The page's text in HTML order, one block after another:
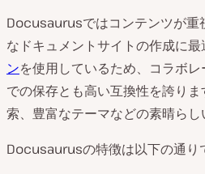
Docusaurusではコンテンツが重
なドキュメントサイトの作成に最
ンを使用しているため、コラボ
での保存とも高い互換性を誇り
索、豊富なテーマなどの素晴らし
Docusaurusの特徴は以下の通り